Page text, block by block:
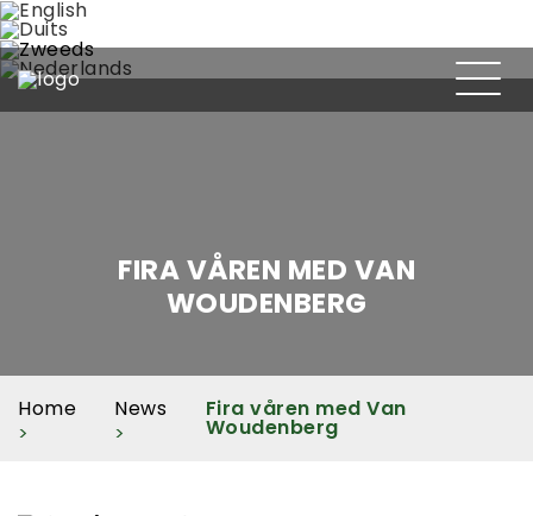
FIRA VÅREN MED VAN
WOUDENBERG
Home News Fira våren med Van
Woudenberg